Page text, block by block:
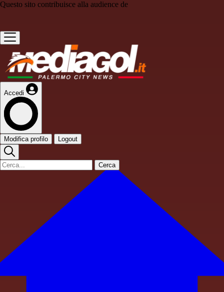
Questo sito contribuisce alla audience de
Accedi
Modifica profilo Logout
Cerca